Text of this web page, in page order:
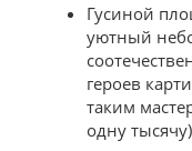
Гусиной
уютный
героев
таким
одну